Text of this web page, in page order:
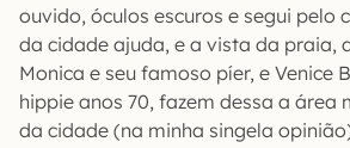
ouvido, óculos escuros e segui pelo
da cidade ajuda, e a vista da praia,
Monica e seu famoso píer, e Venice
hippie anos 70, fazem dessa a área
da cidade (na minha singela